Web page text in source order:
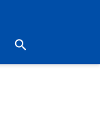
search